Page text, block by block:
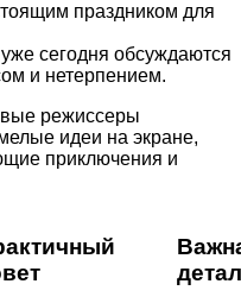
праздником для
сегодня обсуждаются
и нетерпением.
режиссеры
идеи на экране,
приключения и